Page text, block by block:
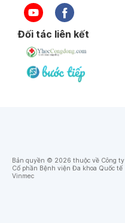
Đối tác liên kết
Bản quyền © 2026 thuộc về Công ty
Cổ phần Bệnh viện Đa khoa Quốc tế
Vinmec